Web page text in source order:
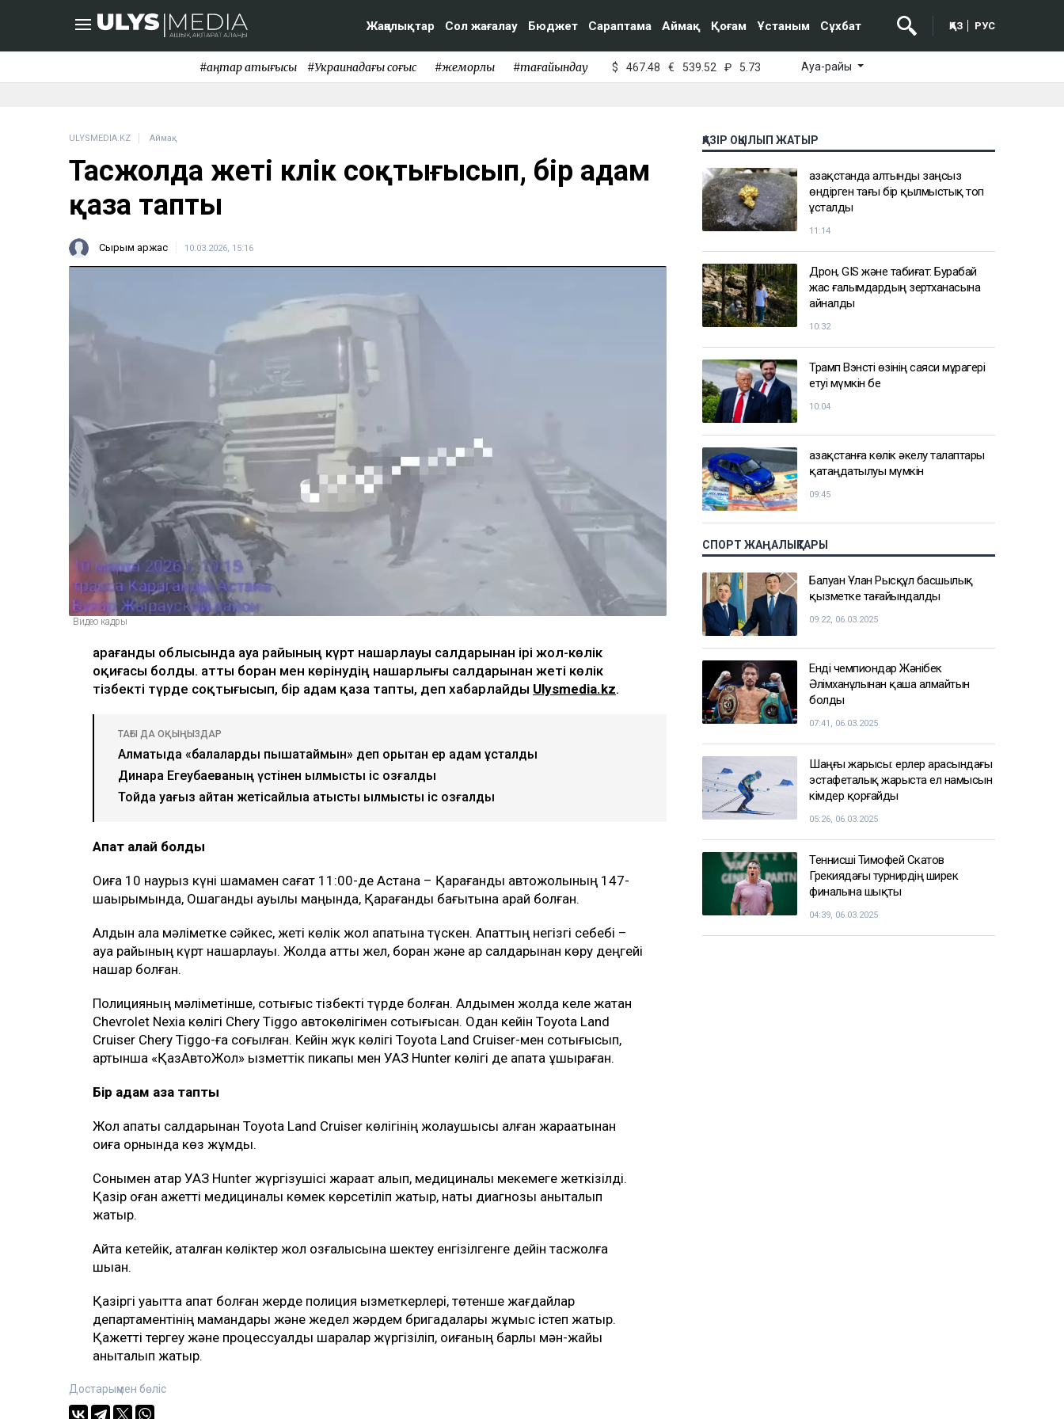
Жаңалықтар Сол жағалау Бюджет Сараптама Аймақ Қоғам Ұстаным Сұхбат ҚАЗ РУС
#қаңтар қақтығысы #Украинадағы соғыс #жемқорлық #тағайындау $ 467.48 € 539.52 ₽ 5.73 Ауа-райы
ULYSMEDIA.KZ Аймақ
Тасжолда жеті көлік соқтығысып, бір адам
қаза тапты
Сырым Қаржас 10.03.2026, 15:16
Видео кадры
Қарағанды облысында ауа райының күрт нашарлауы салдарынан ірі жол-көлік
оқиғасы болды. Қатты боран мен көрінудің нашарлығы салдарынан жеті көлік
тізбекті түрде соқтығысып, бір адам қаза тапты, деп хабарлайды Ulysmedia.kz.
ТАҒЫ ДА ОҚЫҢЫЗДАР
Алматыда «балаларды пышақтаймын» деп қорқытқан ер адам ұсталды
Динара Егеубаеваның үстінен қылмыстық іс қозғалды
Тойда уағыз айтқан жетісайлыққа қатысты қылмыстық іс қозғалды
Апат қалай болды
Оқиға 10 наурыз күні шамамен сағат 11:00-де Астана – Қарағанды автожолының 147-
шақырымында, Ошаганды ауылы маңында, Қарағанды бағытына қарай болған.
Алдын ала мәліметке сәйкес, жеті көлік жол апатына түскен. Апаттың негізгі себебі –
ауа райының күрт нашарлауы. Жолда қатты жел, боран және қар салдарынан көру деңгейі
нашар болған.
Полицияның мәліметінше, соқтығыс тізбекті түрде болған. Алдымен жолда келе жатқан
Chevrolet Nexia көлігі Chery Tiggo автокөлігімен соқтығысқан. Одан кейін Toyota Land
Cruiser Chery Tiggo-ға соғылған. Кейін жүк көлігі Toyota Land Cruiser-мен соқтығысып,
артынша «ҚазАвтоЖол» қызметтік пикапы мен УАЗ Hunter көлігі де апатқа ұшыраған.
Бір адам қаза тапты
Жол апаты салдарынан Toyota Land Cruiser көлігінің жолаушысы алған жарақатынан
оқиға орнында көз жұмды.
Сонымен қатар УАЗ Hunter жүргізушісі жарақат алып, медициналық мекемеге жеткізілді.
Қазір оған қажетті медициналық көмек көрсетіліп жатыр, нақты диагнозы анықталып
жатыр.
Айта кетейік, аталған көліктер жол қозғалысына шектеу енгізілгенге дейін тасжолға
шыққан.
Қазіргі уақытта апат болған жерде полиция қызметкерлері, төтенше жағдайлар
департаментінің мамандары және жедел жәрдем бригадалары жұмыс істеп жатыр.
Қажетті тергеу және процессуалдық шаралар жүргізіліп, оқиғаның барлық мән-жайы
анықталып жатыр.
Достарыңмен бөліс
ҚАЗІР ОҚЫЛЫП ЖАТЫР
Қазақстанда алтынды заңсыз
өндірген тағы бір қылмыстық топ
ұсталды
11:14
Дрон, GIS және табиғат: Бурабай
жас ғалымдардың зертханасына
айналды
10:32
Трамп Вэнсті өзінің саяси мұрагері
етуі мүмкін бе
10:04
Қазақстанға көлік әкелу талаптары
қатаңдатылуы мүмкін
09:45
СПОРТ ЖАҢАЛЫҚТАРЫ
Балуан Ұлан Рысқұл басшылық
қызметке тағайындалды
09:22, 06.03.2025
Енді чемпиондар Жәнібек
Әлімханұлынан қаша алмайтын
болды
07:41, 06.03.2025
Шаңғы жарысы: ерлер арасындағы
эстафеталық жарыста ел намысын
кімдер қорғайды
05:26, 06.03.2025
Теннисші Тимофей Скатов
Грекиядағы турнирдің ширек
финалына шықты
04:39, 06.03.2025